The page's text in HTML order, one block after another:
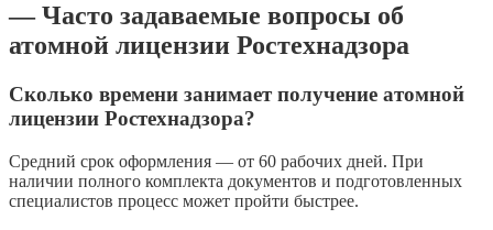
— Часто задаваемые вопросы об
атомной лицензии Ростехнадзора
Сколько времени занимает получение атомной
лицензии Ростехнадзора?
Средний срок оформления — от 60 рабочих дней. При
наличии полного комплекта документов и подготовленных
специалистов процесс может пройти быстрее.